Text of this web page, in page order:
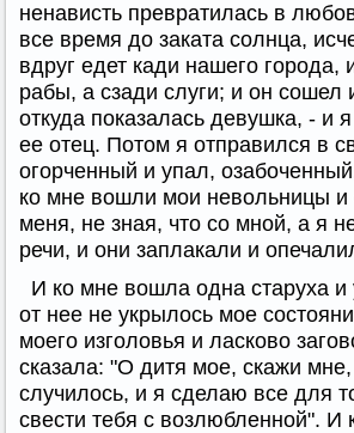
ненависть превратилась в
все время до заката солнца,
вдруг едет кади нашего города,
рабы, а сзади слуги; и он
откуда показалась девушка, - и
ее отец. Потом я отправился в
огорченный и упал,
ко мне вошли мои невольницы и
меня, не зная, что со мной, а я
речи, и они заплакали и
И ко мне вошла одна старуха
от нее не укрылось мое
моего изголовья и ласково
сказала: "О дитя мое, скажи мне,
случилось, и я сделаю все для
свести тебя с возлюбленной". И